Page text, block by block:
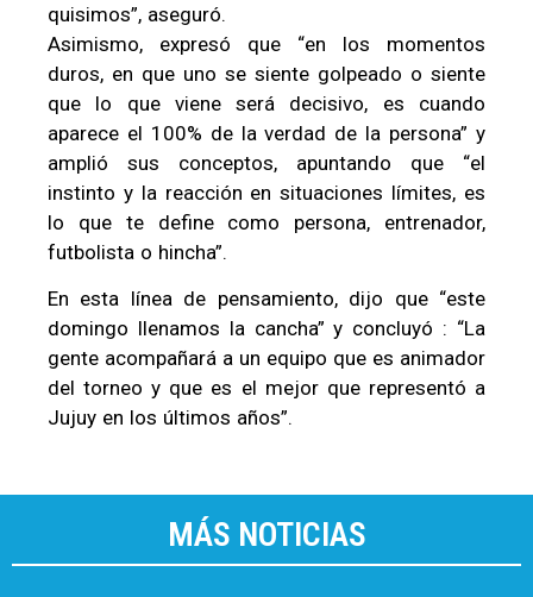
quisimos”, aseguró.
Asimismo, expresó que “en los momentos
duros, en que uno se siente golpeado o siente
que lo que viene será decisivo, es cuando
aparece el 100% de la verdad de la persona” y
amplió sus conceptos, apuntando que “el
instinto y la reacción en situaciones límites, es
lo que te define como persona, entrenador,
futbolista o hincha”.
En esta línea de pensamiento, dijo que “este
domingo llenamos la cancha” y concluyó : “La
gente acompañará a un equipo que es animador
del torneo y que es el mejor que representó a
Jujuy en los últimos años”.
MÁS NOTICIAS